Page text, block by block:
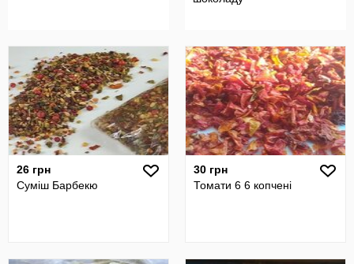
26 грн
Суміш Барбекю
30 грн
Томати 6 6 копчені